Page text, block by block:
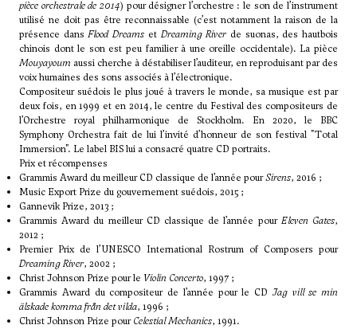
pièce orchestrale de 2014) pour désigner l’orchestre : le son de l’instrument
utilisé ne doit pas être reconnaissable (c’est notamment la raison de la
présence dansFlood Dreams et Dreaming River de suonas, des hautbois
chinois dont le son est peu familier à une oreille occidentale). La pièce
Mouyayoum aussi cherche à déstabiliser l’auditeur, en reproduisant par des
voix humaines des sons associés à l’électronique.
Compositeur suédois le plus joué à travers le monde, sa musique est par
deux fois, en 1999 et en 2014, le centre du Festival des compositeurs de
l’Orchestre royal philharmonique de Stockholm. En 2020, le BBC
Symphony Orchestra fait de lui l’invité d’honneur de son festival "Total
Immersion". Le label BIS lui a consacré quatre CD portraits.
Prix et récompenses
Grammis Award du meilleur CD classique de l’année pourSirens, 2016 ;
Music Export Prize du gouvernement suédois, 2015 ;
Gannevik Prize, 2013 ;
Grammis Award du meilleur CD classique de l’année pour Eleven Gates,
2012 ;
Premier Prix de l’UNESCO International Rostrum of Composers pour
Dreaming River, 2002 ;
Christ Johnson Prize pour le Violin Concerto, 1997 ;
Grammis Award du compositeur de l’année pour le CD Jag vill se min
älskade komma från det vilda, 1996 ;
Christ Johnson Prize pourCelestial Mechanics, 1991.